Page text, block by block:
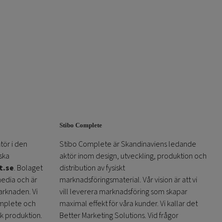
i den
. Bolaget
och är
Vi
och
produktion.
Stibo Complete
Stibo Complete är Skandinaviens ledande
aktör inom design, utveckling, produktion och
distribution av fysiskt
marknadsföringsmaterial. Vår vision är att vi
vill leverera marknadsföring som skapar
maximal effekt för våra kunder. Vi kallar det
Better Marketing Solutions. Vid frågor